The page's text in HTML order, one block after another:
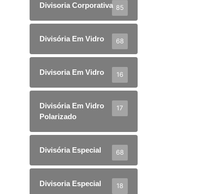
Divisoria Corporativa 85
Divisória Em Vidro 68
Divisoria Em Vidro 16
Divisória Em Vidro
Polarizado
17
Divisória Especial 68
Divisoria Especial 18